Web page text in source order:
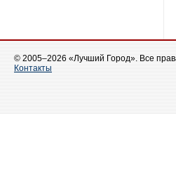
© 2005–2026 «Лучший Город». Все
Контакты